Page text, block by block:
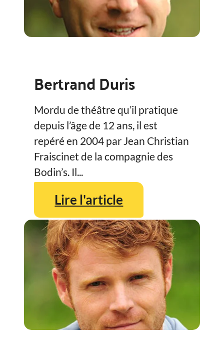
Bertrand Duris
Mordu de théâtre qu’il pratique
depuis l’âge de 12 ans, il est
repéré en 2004 par Jean Christian
Fraiscinet de la compagnie des
Bodin’s. Il...
Lire l'article